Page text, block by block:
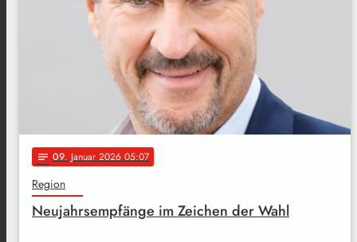
notes 09. Januar 2026 05:07
Region
Neujahrsempfänge im Zeichen der Wahl